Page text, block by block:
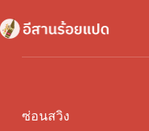
to
content
ซ่อนสวิง